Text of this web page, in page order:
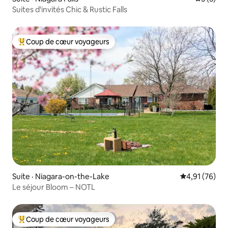
Suites d'invités Chic & Rustic Falls
Coup de cœur voyageurs parmi les plus aimés
Coup de cœur voyageurs
Suite · Niagara-on-the-Lake Note
4,91 (76)
Le séjour Bloom – NOTL
Coup de cœur voyageurs parmi les plus aimés
Coup de cœur voyageurs